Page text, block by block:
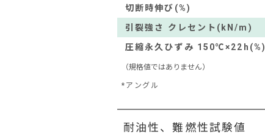
切断時伸び(%)
引裂強さ クレセント(kN/m)
圧縮永久ひずみ 150℃×22h(%)
（規格値ではありません）
*アングル
耐油性、難燃性試験値